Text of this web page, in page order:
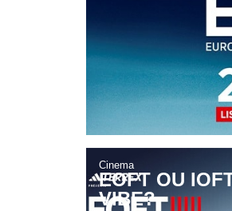
Cinema
EOFT OU
VIBE?